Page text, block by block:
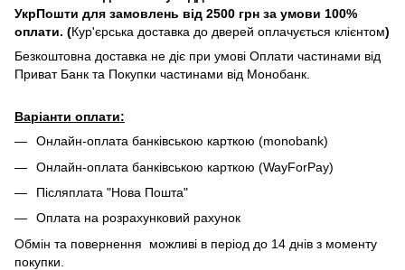
УкрПошти для замовлень від 2500 грн за умови 100%
оплати. (Кур'єрська доставка до дверей оплачується клієнтом)
Безкоштовна доставка не діє при умові Оплати частинами від
Приват Банк та Покупки частинами від Монобанк.
Варіанти оплати:
Онлайн-оплата банківською карткою (monobank)
Онлайн-оплата банківською карткою (WayForPay)
Післяплата "Нова Пошта"
Оплата на розрахунковий рахунок
Обмін та повернення можливі в період до 14 днів з моменту
покупки.